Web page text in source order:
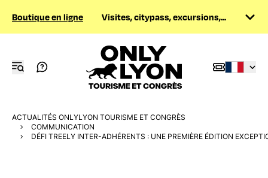
Boutique en ligne Visites, citypass, excursions,...
ACTUALITÉS ONLYLYON TOURISME ET CONGRÈS
COMMUNICATION
DÉFI TREELY INTER-ADHÉRENTS : UNE PREMIÈRE ÉDITION